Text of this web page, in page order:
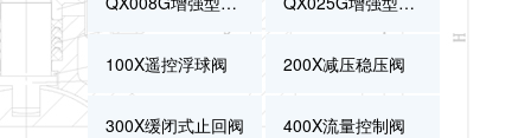
100X遥控浮球阀 200X减压稳压阀
300X缓闭式止回阀 400X流量控制阀